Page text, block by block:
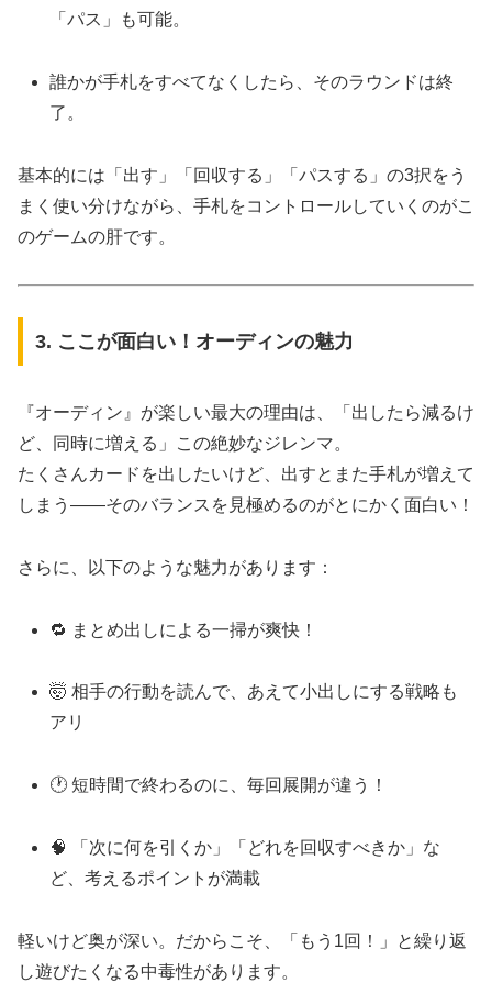
「パス」も可能。
誰かが手札をすべてなくしたら、そのラウンドは終
了。
基本的には「出す」「回収する」「パスする」の3択をう
まく使い分けながら、手札をコントロールしていくのがこ
のゲームの肝です。
3. ここが面白い！オーディンの魅力
『オーディン』が楽しい最大の理由は、「出したら減るけ
ど、同時に増える」この絶妙なジレンマ。
たくさんカードを出したいけど、出すとまた手札が増えて
しまう——そのバランスを見極めるのがとにかく面白い！
さらに、以下のような魅力があります：
🔁 まとめ出しによる一掃が爽快！
🤯 相手の行動を読んで、あえて小出しにする戦略も
アリ
🕐 短時間で終わるのに、毎回展開が違う！
🧠 「次に何を引くか」「どれを回収すべきか」な
ど、考えるポイントが満載
軽いけど奥が深い。だからこそ、「もう1回！」と繰り返
し遊びたくなる中毒性があります。